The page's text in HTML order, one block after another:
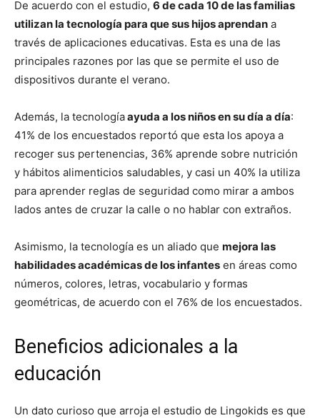
De acuerdo con el estudio, 6 de cada 10 de las familias
utilizan la tecnología para que sus hijos aprendan a
través de aplicaciones educativas. Esta es una de las
principales razones por las que se permite el uso de
dispositivos durante el verano.
Además, la tecnologíaayuda a los niños en su día a día:
41% de los encuestados reportó que esta los apoya a
recoger sus pertenencias, 36% aprende sobre nutrición
y hábitos alimenticios saludables, y casi un 40% la utiliza
para aprender reglas de seguridad como mirar a ambos
lados antes de cruzar la calle o no hablar con extraños.
Asimismo, la tecnología es un aliado que mejora las
habilidades académicas de los infantes en áreas como
números, colores, letras, vocabulario y formas
geométricas, de acuerdo con el 76% de los encuestados.
Beneficios adicionales a la
educación
Un dato curioso que arroja el estudio de Lingokids es que